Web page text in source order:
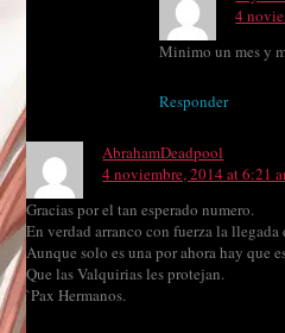
4
Minimo un mes y
Responder
AbrahamDeadpool
4 noviembre, 2014 at 6:21
Gracias por el tan esperado numero.
En verdad arranco con fuerza la
Aunque solo es una por ahora hay que
Que las Valquirias les protejan.
`Pax Hermanos.